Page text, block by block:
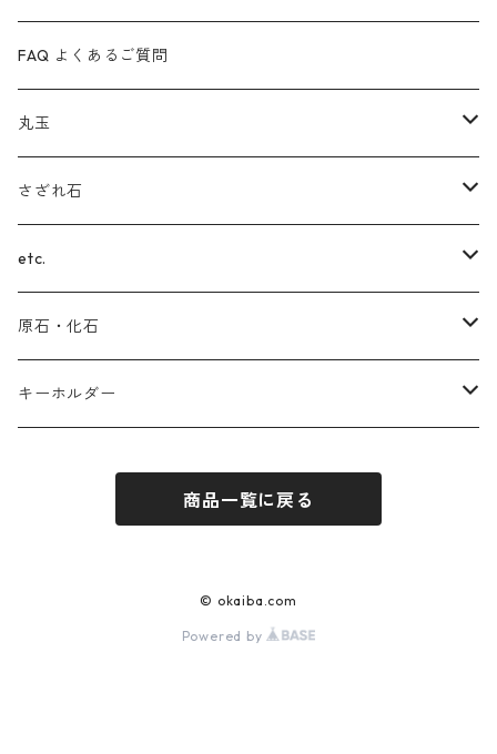
ガーネット
ルチルクォーツ
サファイア
翡翠（ヒスイ）
セラフィナイト
ラピスラズリ
ルチルクォーツ
ガーデンクォーツ
ブルートパーズ
ターコイズ
ルビー
シェブロン
ローマングラス
ローズクォーツ
スギライト
インカローズ(ロードクロサイト)
チャロアイト
ラリマー
タンザナイト
アゼツライト
インカローズ
ラブラドライト
ルチルクォーツ
ブルートパーズ
サファイア
FAQ よくあるご質問
丸玉
フローライト
スモーキークォーツ
アメジスト
ブラウンイエロークォーツ
さざれ石
(ヒマラヤ)水晶
ガーデンクォーツ
(スター)ローズクォーツ
etc.
(スター)ローズクォーツ
マラカイト
ラブラドライト
原石・化石
アメジスト
アンモナイト
キーホルダー
商品一覧に戻る
© okaiba.com
Powered by